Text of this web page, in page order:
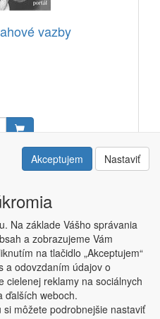
vazby
EUR
|Kontakt| Obchodné podmienky
Akceptujem Nastaviť
Na základe Vášho správania
a zobrazujeme Vám
na tlačidlo „Akceptujem“
a odovzdaním údajov o
cielenej reklamy na sociálnych
ďalších weboch.
môžete podrobnejšie nastaviť